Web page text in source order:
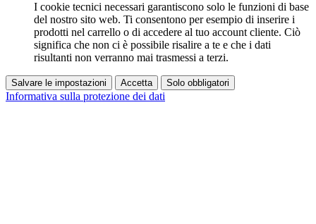
I cookie tecnici necessari garantiscono solo le funzioni di base
del nostro sito web. Ti consentono per esempio di inserire i
prodotti nel carrello o di accedere al tuo account cliente. Ciò
significa che non ci è possibile risalire a te e che i dati
risultanti non verranno mai trasmessi a terzi.
Salvare le impostazioni Accetta Solo obbligatori
Informativa sulla protezione dei dati